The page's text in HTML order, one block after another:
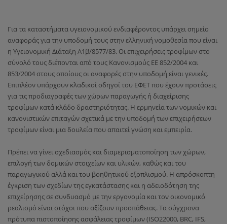
Για τα καταστήματα υγειονομικού ενδιαφέροντος υπάρχει σημείο
αναφοράς για την υποδομή τους στην ελληνική νομοθεσία που είναι
η Υγειονομική Διάταξη Α1β/8577/83. Οι επιχειρήσεις τροφίμων στο
σύνολό τους διέπονται από τους Κανονισμούς ΕΕ 852/2004 και
853/2004 στους οποίους οι αναφορές στην υποδομή είναι γενικές.
Επιπλέον υπάρχουν κλαδικοί οδηγοί του ΕΦΕΤ που έχουν προτάσεις
για τις προδιαγραφές των χώρων παραγωγής ή διαχείρισης
τροφίμων κατά κλάδο δραστηριότητας. Η ερμηνεία των νομικών και
κανονιστικών επιταγών σχετικά με την υποδομή των επιχειρήσεων
τροφίμων είναι μια δουλεία που απαιτεί γνώση και εμπειρία.
Πρέπει να γίνει σχεδιασμός και διαμερισματοποίηση των χώρων,
επιλογή των δομικών στοιχείων και υλικών, καθώς και του
παραγωγικού αλλά και του βοηθητικού εξοπλισμού. Η απρόσκοπτη
έγκριση των σχεδίων της εγκατάστασης και η αδειοδότηση της
επιχείρησης σε συνδυασμό με την εργονομία και τον οικονομικό
ρεαλισμό είναι στόχοι που αξίζουν προσπάθειας. Τα σύγχρονα
πρότυπα πιστοποίησης ασφάλειας τροφίμων (ISO22000, BRC, IFS,